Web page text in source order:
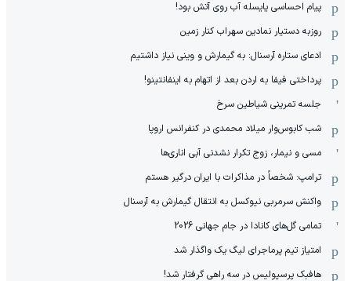
پیام احساسی یایسله آب روی آتش بود!
روزبه دستیار نمادین سهراب کنار زمین
ادعای ستاره آرسنال: به گیمارش و وینی نیاز داشتیم
پرداختی فیفا به اردن بعد از اتهام به اینفانتینو!
جلسه تمرینی شیاطین سرخ
شب کابوس‌وار میلاد محمدی در کنفرانس اروپا
مسی و نیمار، زوج تکرار نشدنی آبی اناری‌ها
ترامپ: شخصاً در مذاکرات با ایران درگیر هستم
واکنش سرمربی نیوکسل به انتقال گیمارش به آرسنال
تمامی گل‌های کانادا در جام جهانی 2026
امتیاز تیم پرماجرای لیگ یک واگذار شد
هافبک پرسپولیس در سه راهی گرفتار شد!